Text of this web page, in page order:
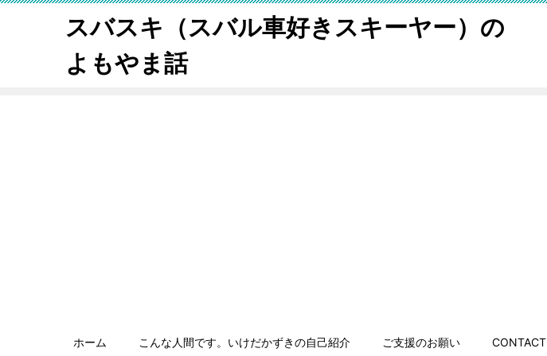
スバスキ（スバル車好きスキーヤー）の
よもやま話
ホーム こんな人間です。いけだかずきの自己紹介 ご支援のお願い CONTACT